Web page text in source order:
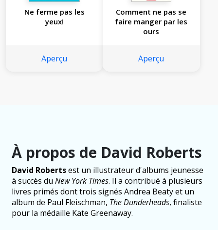
Ne ferme pas les
yeux!
Aperçu
Comment ne pas se
faire manger par les
ours
Aperçu
À propos de David Roberts
David Robertsest un illustrateur d'albums jeunesse
à succès du New York Times. Il a contribué à plusieurs
livres primés dont trois signés Andrea Beaty et un
album de Paul Fleischman, The Dunderheads, finaliste
pour la médaille Kate Greenaway.